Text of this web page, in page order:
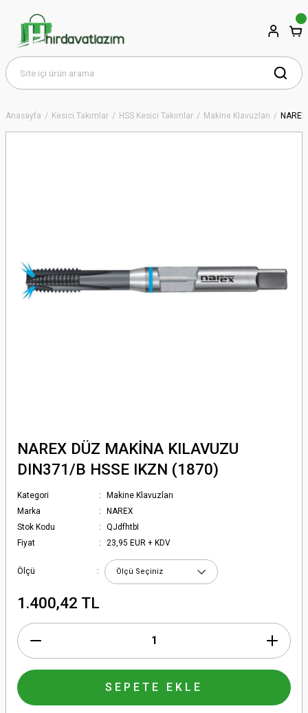
Anasayfa Kesici Takımlar HSS Kesici Takımlar Makine Klavuzları
NAREX DÜZ MAKİNA KILAVUZU
DIN371/B HSSE IKZN (1870)
Kategori
Makine Klavuzları
Marka
NAREX
Stok Kodu
QJdfhtbI
Fiyat
23,95 EUR + KDV
Ölçü
1.400,42 TL
SEPETE EKLE